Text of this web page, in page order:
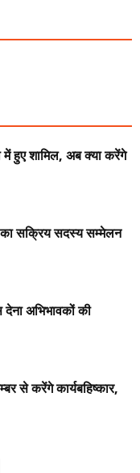
में हुए शामिल, अब क्या करेंगे
का सक्रिय सदस्य सम्मेलन
देना अभिभावकों की
से करेंगे कार्यबहिष्कार,